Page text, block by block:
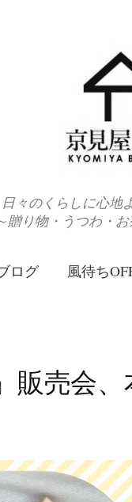
日々のくらしに心地
贈り物・うつわ・
ログ 風待ち
販売会